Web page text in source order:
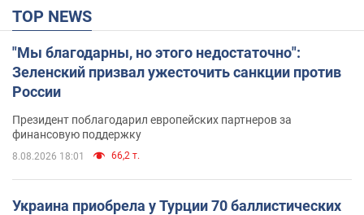
TOP NEWS
"Мы благодарны, но этого недостаточно":
Зеленский призвал ужесточить санкции против
России
Президент поблагодарил европейских партнеров за
финансовую поддержку
8.08.2026 18:01 66,2 т.
Украина приобрела у Турции 70 баллистических